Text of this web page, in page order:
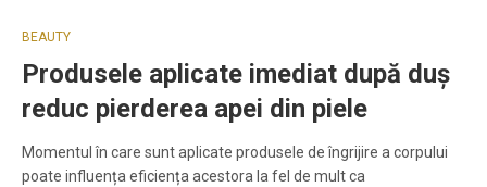
BEAUTY
Produsele aplicate imediat după duș
reduc pierderea apei din piele
Momentul în care sunt aplicate produsele de îngrijire a corpului
poate influența eficiența acestora la fel de mult ca